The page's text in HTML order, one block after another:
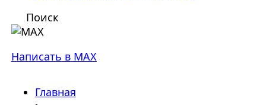
Поиск
Написать в MAX
Главная